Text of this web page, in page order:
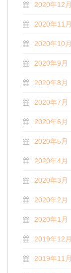
2020年12月
2020年11月
2020年10月
2020年9月
2020年8月
2020年7月
2020年6月
2020年5月
2020年4月
2020年3月
2020年2月
2020年1月
2019年12月
2019年11月